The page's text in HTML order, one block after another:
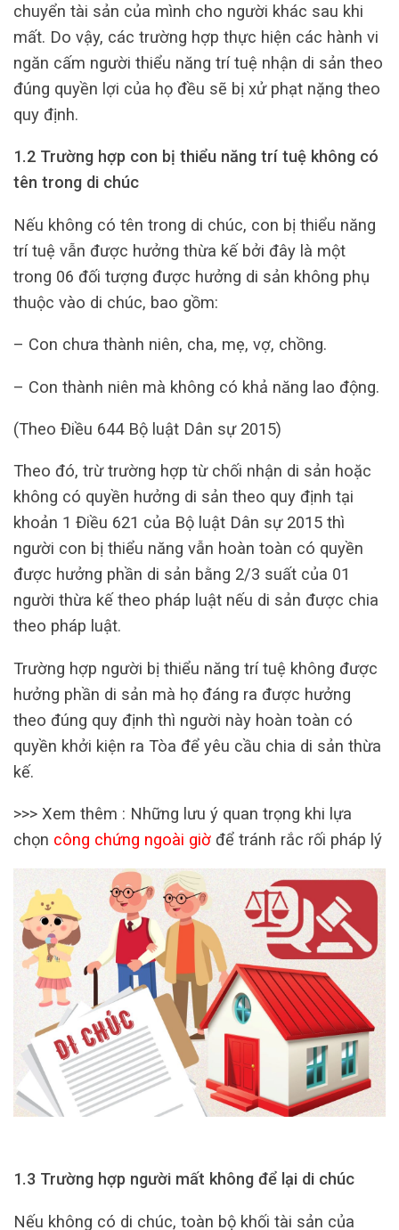
chuyển tài sản của mình cho người khác sau khi
mất. Do vậy, các trường hợp thực hiện các hành vi
ngăn cấm người thiểu năng trí tuệ nhận di sản theo
đúng quyền lợi của họ đều sẽ bị xử phạt nặng theo
quy định.
1.2 Trường hợp con bị thiểu năng trí tuệ không có
tên trong di chúc
Nếu không có tên trong di chúc, con bị thiểu năng
trí tuệ vẫn được hưởng thừa kế bởi đây là một
trong 06 đối tượng được hưởng di sản không phụ
thuộc vào di chúc, bao gồm:
– Con chưa thành niên, cha, mẹ, vợ, chồng.
– Con thành niên mà không có khả năng lao động.
(Theo Điều 644 Bộ luật Dân sự 2015)
Theo đó, trừ trường hợp từ chối nhận di sản hoặc
không có quyền hưởng di sản theo quy định tại
khoản 1 Điều 621 của Bộ luật Dân sự 2015 thì
người con bị thiểu năng vẫn hoàn toàn có quyền
được hưởng phần di sản bằng 2/3 suất của 01
người thừa kế theo pháp luật nếu di sản được chia
theo pháp luật.
Trường hợp người bị thiểu năng trí tuệ không được
hưởng phần di sản mà họ đáng ra được hưởng
theo đúng quy định thì người này hoàn toàn có
quyền khởi kiện ra Tòa để yêu cầu chia di sản thừa
kế.
>>> Xem thêm : Những lưu ý quan trọng khi lựa
chọn công chứng ngoài giờ để tránh rắc rối pháp lý
1.3 Trường hợp người mất không để lại di chúc
Nếu không có di chúc, toàn bộ khối tài sản của